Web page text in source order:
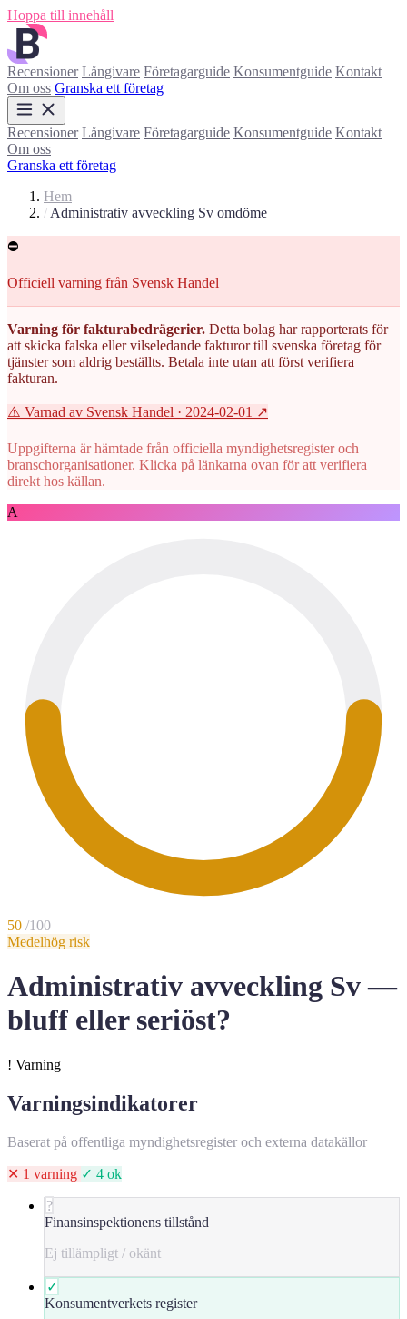
Hoppa till innehåll
Recensioner Långivare Företagarguide Konsumentguide Kontakt
Om oss Granska ett företag
Recensioner Långivare Företagarguide Konsumentguide Kontakt
Om oss
Granska ett företag
Hem
/ Administrativ avveckling Sv omdöme
⛔
Officiell varning från Svensk Handel
Varning för fakturabedrägerier. Detta bolag har rapporterats för
att skicka falska eller vilseledande fakturor till svenska företag för
tjänster som aldrig beställts. Betala inte utan att först verifiera
fakturan.
⚠️ Varnad av Svensk Handel · 2024-02-01 ↗
Uppgifterna är hämtade från officiella myndighetsregister och
branschorganisationer. Klicka på länkarna ovan för att verifiera
direkt hos källan.
A
50 /100
Medelhög risk
Administrativ avveckling Sv —
bluff eller seriöst?
! Varning
Varningsindikatorer
Baserat på offentliga myndighetsregister och externa datakällor
✕ 1 varning ✓ 4 ok
?
Finansinspektionens tillstånd
Ej tillämpligt / okänt
✓
Konsumentverkets register